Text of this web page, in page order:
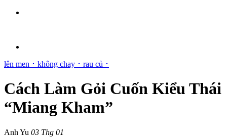
lên men ･ không chay ･ rau củ ･
Cách Làm Gỏi Cuốn Kiểu Thái
“Miang Kham”
Anh Yu 03 Thg 01